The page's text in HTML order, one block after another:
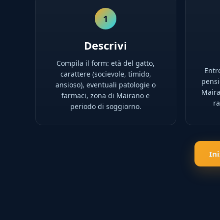
1
Descrivi
Compila il form: età del gatto,
carattere (socievole, timido,
ansioso), eventuali patologie o
farmaci, zona di Mairano e
periodo di soggiorno.